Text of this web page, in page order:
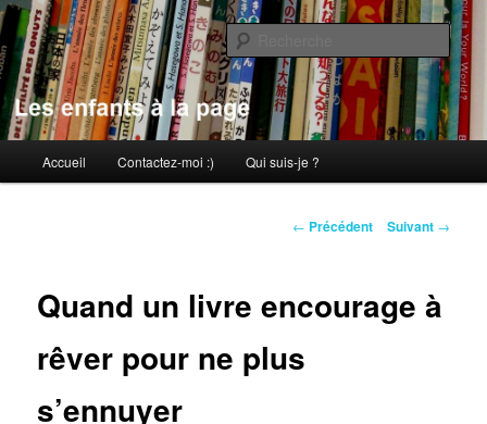
Aller
au
contenu
principalLes enfants à la page
principal
Accueil Contactez-moi :) Qui suis-je ?
Navigation
← Précédent Suivant →
Quand un livre encourage à
rêver pour ne plus
s’ennuyer